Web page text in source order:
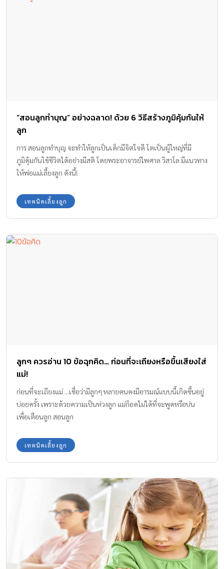
“สอนลูกทำบุญ” อย่างฉลาด! ด้วย 6 วิธีสร้างภูมิคุ้มกันให้
ลูก
การ สอนลูกทำบุญ จะทำให้ลูกเป็นเด็กมีจิตใจดี โตเป็นผู้ใหญ่ที่มี
ภูมิคุ้มกันใช้ชีวิตได้อย่างมีสติ โดยพระอาจารย์ไพศาล วิสาโล มีแนวทาง
ให้พ่อแม่เลี้ยงลูก ดังนี้!
เทคนิคเลี้ยงลูก
ลูกๆ ควรอ่าน 10 ข้อฉุกคิด… ก่อนที่จะเถียงหรือขึ้นเสียงใส่
แม่!
ก่อนที่จะเถียงแม่ ...เชื่อว่ามีลูกๆ หลายคนคงมีอารมณ์แบบนี้เกิดขึ้นอยู่
บ่อยครั้ง เพราะด้วยความเป็นห่วงลูก แม่ก็อดไม่ได้ที่จะพูดหรือบ่น
เพื่อเตือนลูก สอนลูก
เทคนิคเลี้ยงลูก